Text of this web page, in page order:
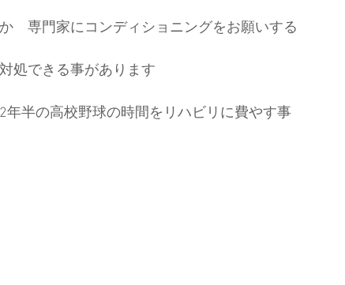
　専門家にコンディショニングをお願いする
処できる事があります
半の高校野球の時間をリハビリに費やす事